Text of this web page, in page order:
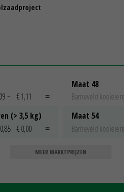
~ € 1,11
(> 3,5 kg)
€ 0,00
Maat 48
Barneveld
Maat 54
Barneveld
MEER MARKTPRIJZEN